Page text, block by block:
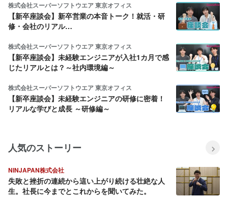
株式会社スーパーソフトウエア 東京オフィス
【新卒座談会】新卒営業の本音トーク！就活・研
修・会社のリアル…
株式会社スーパーソフトウエア 東京オフィス
【新卒座談会】未経験エンジニアが入社1カ月で感
じたリアルとは？～社内環境編～
株式会社スーパーソフトウエア 東京オフィス
【新卒座談会】未経験エンジニアの研修に密着！
リアルな学びと成長 ～研修編～
人気のストーリー
NINJAPAN株式会社
失敗と挫折の連続から這い上がり続ける壮絶な人
生。社長に今までとこれからを聞いてみた。